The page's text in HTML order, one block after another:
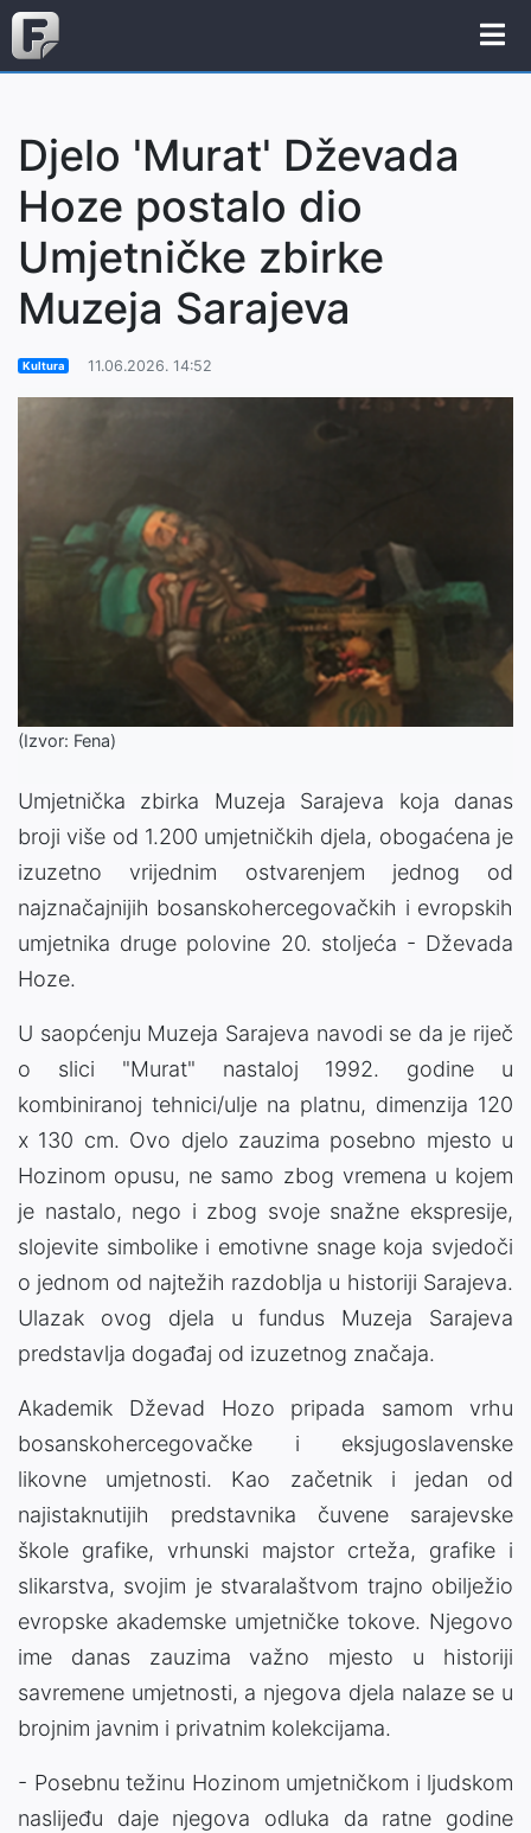
Djelo 'Murat' Dževada
Hoze postalo dio
Umjetničke zbirke
Muzeja Sarajeva
Kultura 11.06.2026. 14:52
(Izvor: Fena)
Umjetnička zbirka Muzeja Sarajeva koja danas
broji više od 1.200 umjetničkih djela, obogaćena je
izuzetno vrijednim ostvarenjem jednog od
najznačajnijih bosanskohercegovačkih i evropskih
umjetnika druge polovine 20. stoljeća - Dževada
Hoze.
U saopćenju Muzeja Sarajeva navodi se da je riječ
o slici "Murat" nastaloj 1992. godine u
kombiniranoj tehnici/ulje na platnu, dimenzija 120
x 130 cm. Ovo djelo zauzima posebno mjesto u
Hozinom opusu, ne samo zbog vremena u kojem
je nastalo, nego i zbog svoje snažne ekspresije,
slojevite simbolike i emotivne snage koja svjedoči
o jednom od najtežih razdoblja u historiji Sarajeva.
Ulazak ovog djela u fundus Muzeja Sarajeva
predstavlja događaj od izuzetnog značaja.
Akademik Dževad Hozo pripada samom vrhu
bosanskohercegovačke i eksjugoslavenske
likovne umjetnosti. Kao začetnik i jedan od
najistaknutijih predstavnika čuvene sarajevske
škole grafike, vrhunski majstor crteža, grafike i
slikarstva, svojim je stvaralaštvom trajno obilježio
evropske akademske umjetničke tokove. Njegovo
ime danas zauzima važno mjesto u historiji
savremene umjetnosti, a njegova djela nalaze se u
brojnim javnim i privatnim kolekcijama.
- Posebnu težinu Hozinom umjetničkom i ljudskom
naslijeđu daje njegova odluka da ratne godine